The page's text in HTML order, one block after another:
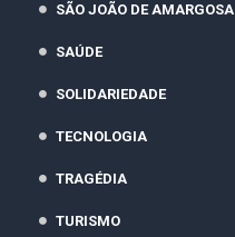
SÃO JOÃO DE AMARGOSA
SAÚDE
SOLIDARIEDADE
TECNOLOGIA
TRAGÉDIA
TURISMO